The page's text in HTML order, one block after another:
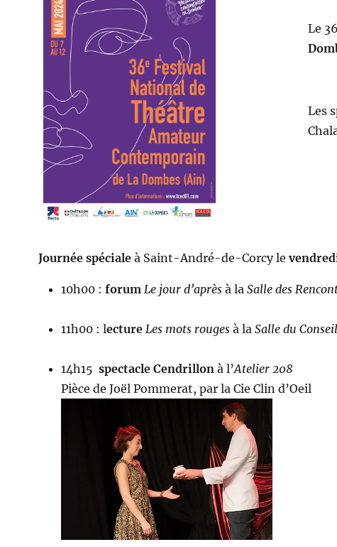
Le
Les
Journée spécialeà Saint-André-de-Corcy le
10h00 : forum Le jour d’aprèsà la Salle des
11h00 : lecture Les mots rougesà la Salle du Conseil
14h15 spectacle Cendrillon à l’Atelier 208
Pièce de Joël Pommerat, par la Cie Clin d’Oeil